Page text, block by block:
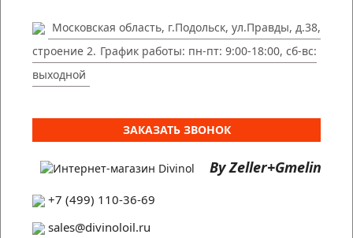
Московская область, г.Подольск, ул.Правды, д.38,
строение 2. График работы: пн-пт: 9:00-18:00, сб-вс:
выходной
ЗАКАЗАТЬ ЗВОНОК
By Zeller+Gmelin
+7 (499) 110-36-69
sales@divinoloil.ru